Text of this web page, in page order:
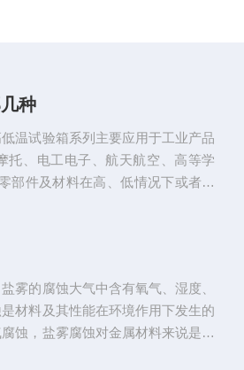
种
温试验箱系列主要应用于工业产品
托、电工电子、航天航空、高等学
部件及材料在高、低情况下或者循
试验箱系列在实际生产运用的制冷
雾的腐蚀大气中含有氧气、湿度、
材料及其性能在环境作用下发生的
蚀，盐雾腐蚀对金属材料来说是个